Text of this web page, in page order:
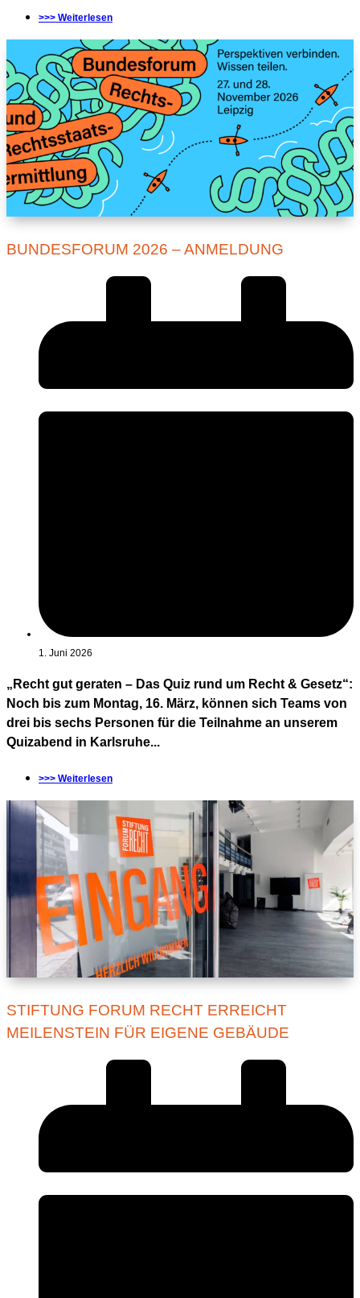
>>> Weiterlesen
BUNDESFORUM 2026 – ANMELDUNG
1. Juni 2026
„Recht gut geraten – Das Quiz rund um Recht & Gesetz“:
Noch bis zum Montag, 16. März, können sich Teams von
drei bis sechs Personen für die Teilnahme an unserem
Quizabend in Karlsruhe...
>>> Weiterlesen
STIFTUNG FORUM RECHT ERREICHT
MEILENSTEIN FÜR EIGENE GEBÄUDE